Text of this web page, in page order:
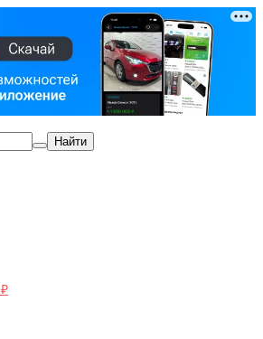
Найти
₽